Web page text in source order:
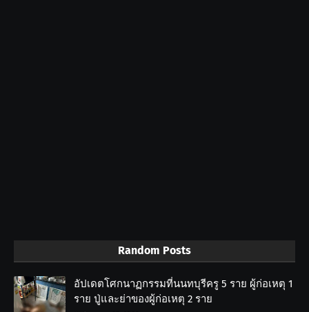
Random Posts
อัปเดตโศกนาฏกรรมที่นนทบุรีครู 5 ราย ผู้ก่อเหตุ 1
ราย ปู่และย่าของผู้ก่อเหตุ 2 ราย